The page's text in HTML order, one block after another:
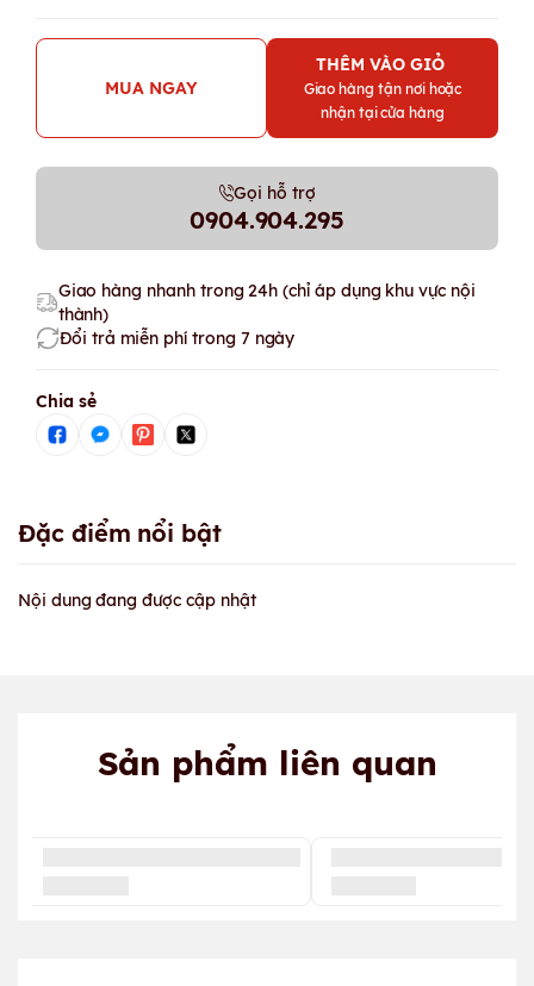
MUA NGAY
THÊM VÀO GIỎ
Giao hàng tận nơi hoặc
nhận tại cửa hàng
Gọi hỗ trợ
0904.904.295
Giao hàng nhanh trong 24h (chỉ áp dụng khu vực nội
thành)
Đổi trả miễn phí trong 7 ngày
Chia sẻ
Đặc điểm nổi bật
Nội dung đang được cập nhật
Sản phẩm liên quan